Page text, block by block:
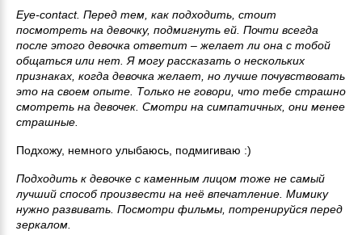
Eye-contact. Перед тем, как подходить, стоит
посмотреть на девочку, подмигнуть ей. Почти всегда
после этого девочка ответит – желает ли она с тобой
общаться или нет. Я могу рассказать о нескольких
признаках, когда девочка желает, но лучше почувствовать
это на своем опыте. Только не говори, что тебе страшно
смотреть на девочек. Смотри на симпатичных, они менее
страшные.
Подхожу, немного улыбаюсь, подмигиваю :)
Подходить к девочке с каменным лицом тоже не самый
лучший способ произвести на неё впечатление. Мимику
нужно развивать. Посмотри фильмы, потренируйся перед
зеркалом.